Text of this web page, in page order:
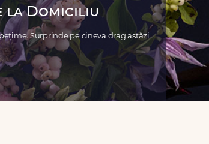
la Domiciliu
Surprinde pe cineva drag astăzi